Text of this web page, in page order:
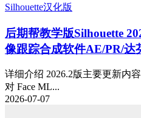
Silhouette汉化版
后期帮教学版Silhouette
像跟踪合成软件AE/PR/
详细介绍 2026.2版主要更新内
对 Face ML...
2026-07-07